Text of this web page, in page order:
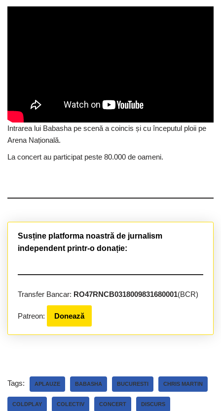
Intrarea lui Babasha pe scenă a coincis și cu începutul ploii pe
Arena Națională.
La concert au participat peste 80.000 de oameni.
Susține platforma noastră de jurnalism
independent printr-o donație:
Transfer Bancar: RO47RNCB0318009831680001(BCR)
Patreon: Donează
Tags: APLAUZE BABASHA BUCURESTI CHRIS MARTIN
COLDPLAY COLECTIV CONCERT DISCURS